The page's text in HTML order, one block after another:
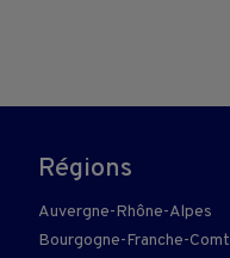
Régions
Auvergne-Rhône-Alpes
Bourgogne-Franche-